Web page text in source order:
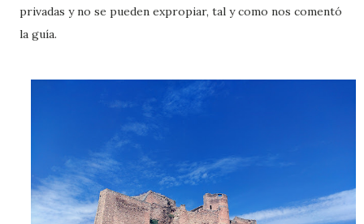
privadas y no se pueden expropiar, tal y como nos comentó
la guía.